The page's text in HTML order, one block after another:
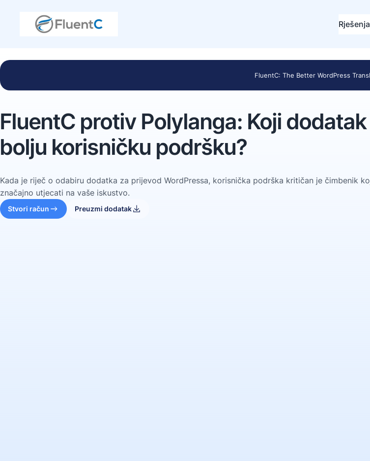
Rješenja
FluentC: The Better WordPress
FluentC protiv Polylanga: Koji
bolju korisničku podršku?
Kada je riječ o odabiru dodatka za prijevod WordPressa, korisnička podrška kritičan je čimbenik
značajno utjecati na vaše iskustvo.
Stvori račun Preuzmi dodatak